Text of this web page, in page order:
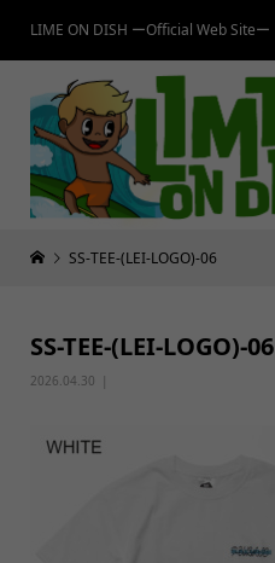
LIME ON DISH ーOfficial Web Siteー
SS-TEE-(LEI-LOGO)-06
SS-TEE-(LEI-LOGO)-06
2026.04.30